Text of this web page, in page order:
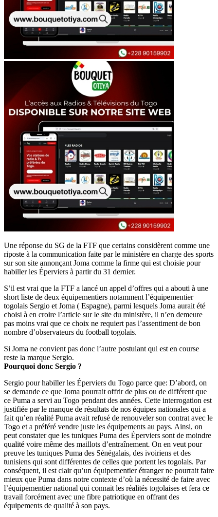
Une réponse du SG de la FTF que certains considèrent comme une
riposte à la communication faite par le ministère en charge des sports
sur son site annonçant Joma comme la firme qui est choisie pour
habiller les Éperviers à partir du 31 dernier.
S’il est vrai que la FTF a lancé un appel d’offres qui a abouti à une
short liste de deux équipementiers notamment l’équipementier
togolais Sergio et Joma ( Espagne), parmi lesquels Joma aurait été
choisi à en croire l’article sur le site du ministère, il n’en demeure
pas moins vrai que ce choix ne requiert pas l’assentiment de bon
nombre d’observateurs du football togolais.
Si Joma ne convient pas donc l’autre postulant qui est en course
reste la marque Sergio.
Pourquoi donc Sergio ?
Sergio pour habiller les Éperviers du Togo parce que: D’abord, on
se demande ce que Joma pourrait offrir de plus ou de différent que
ce Puma a servi au Togo pendant des années. Cette interrogation est
justifiée par le manque de résultats de nos équipes nationales qui a
fait qu’en réalité Puma avait refusé de renouveler son contrat avec le
Togo et a préféré vendre juste les équipements au pays. Ainsi, on
peut constater que les tuniques Puma des Éperviers sont de moindre
qualité voire même des maillots d’entraînement. On en veut pour
preuve les tuniques Puma des Sénégalais, des ivoiriens et des
tunisiens qui sont différentes de celles que portent les togolais. Par
conséquent, il est clair qu’un équipementier étranger ne pourrait faire
mieux que Puma dans notre contexte d’où la nécessité de faire avec
l’équipementier national qui connait les réalités togolaises et fera ce
travail forcément avec une fibre patriotique en offrant des
équipements de qualité à son pays.